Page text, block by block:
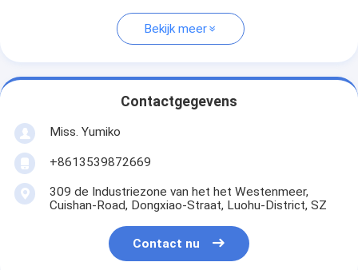
Bekijk meer
Contactgegevens
Miss. Yumiko
+8613539872669
309 de Industriezone van het het Westenmeer,
Cuishan-Road, Dongxiao-Straat, Luohu-District, SZ
Contact nu